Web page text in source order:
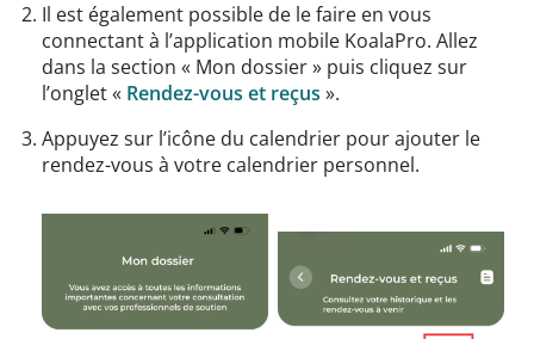
Il est également possible de le faire en vous
connectant à l’application mobile KoalaPro. Allez
dans la section « Mon dossier » puis cliquez sur
l’onglet « Rendez-vous et reçus ».
Appuyez sur l’icône du calendrier pour ajouter le
rendez-vous à votre calendrier personnel.